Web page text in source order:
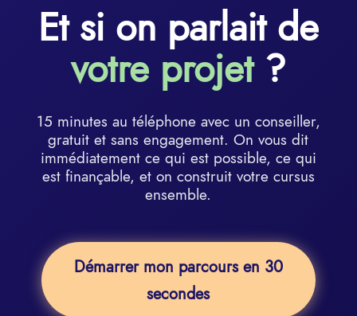
Et si on parlait de
votre projet?
15 minutes au téléphone avec un conseiller,
gratuit et sans engagement. On vous dit
immédiatement ce qui est possible, ce qui
est finançable, et on construit votre cursus
ensemble.
Démarrer mon parcours en 30
secondes